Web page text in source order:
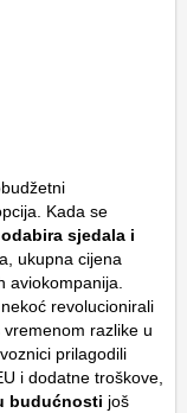
Kada se
sjedala i
ukupna cijena
aviokompanija.
revolucionirali
razlike u
prilagodili
i dodatne troškove,
budućnosti još